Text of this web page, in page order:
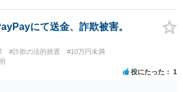
務所での相談を検討ください。 上記、ご参考
にて送金、詐欺被害。
#詐欺の法的措置
#10万円未満
役にたった 1